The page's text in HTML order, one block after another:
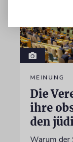
MEINUNG
Die
ihre
den
Warum der